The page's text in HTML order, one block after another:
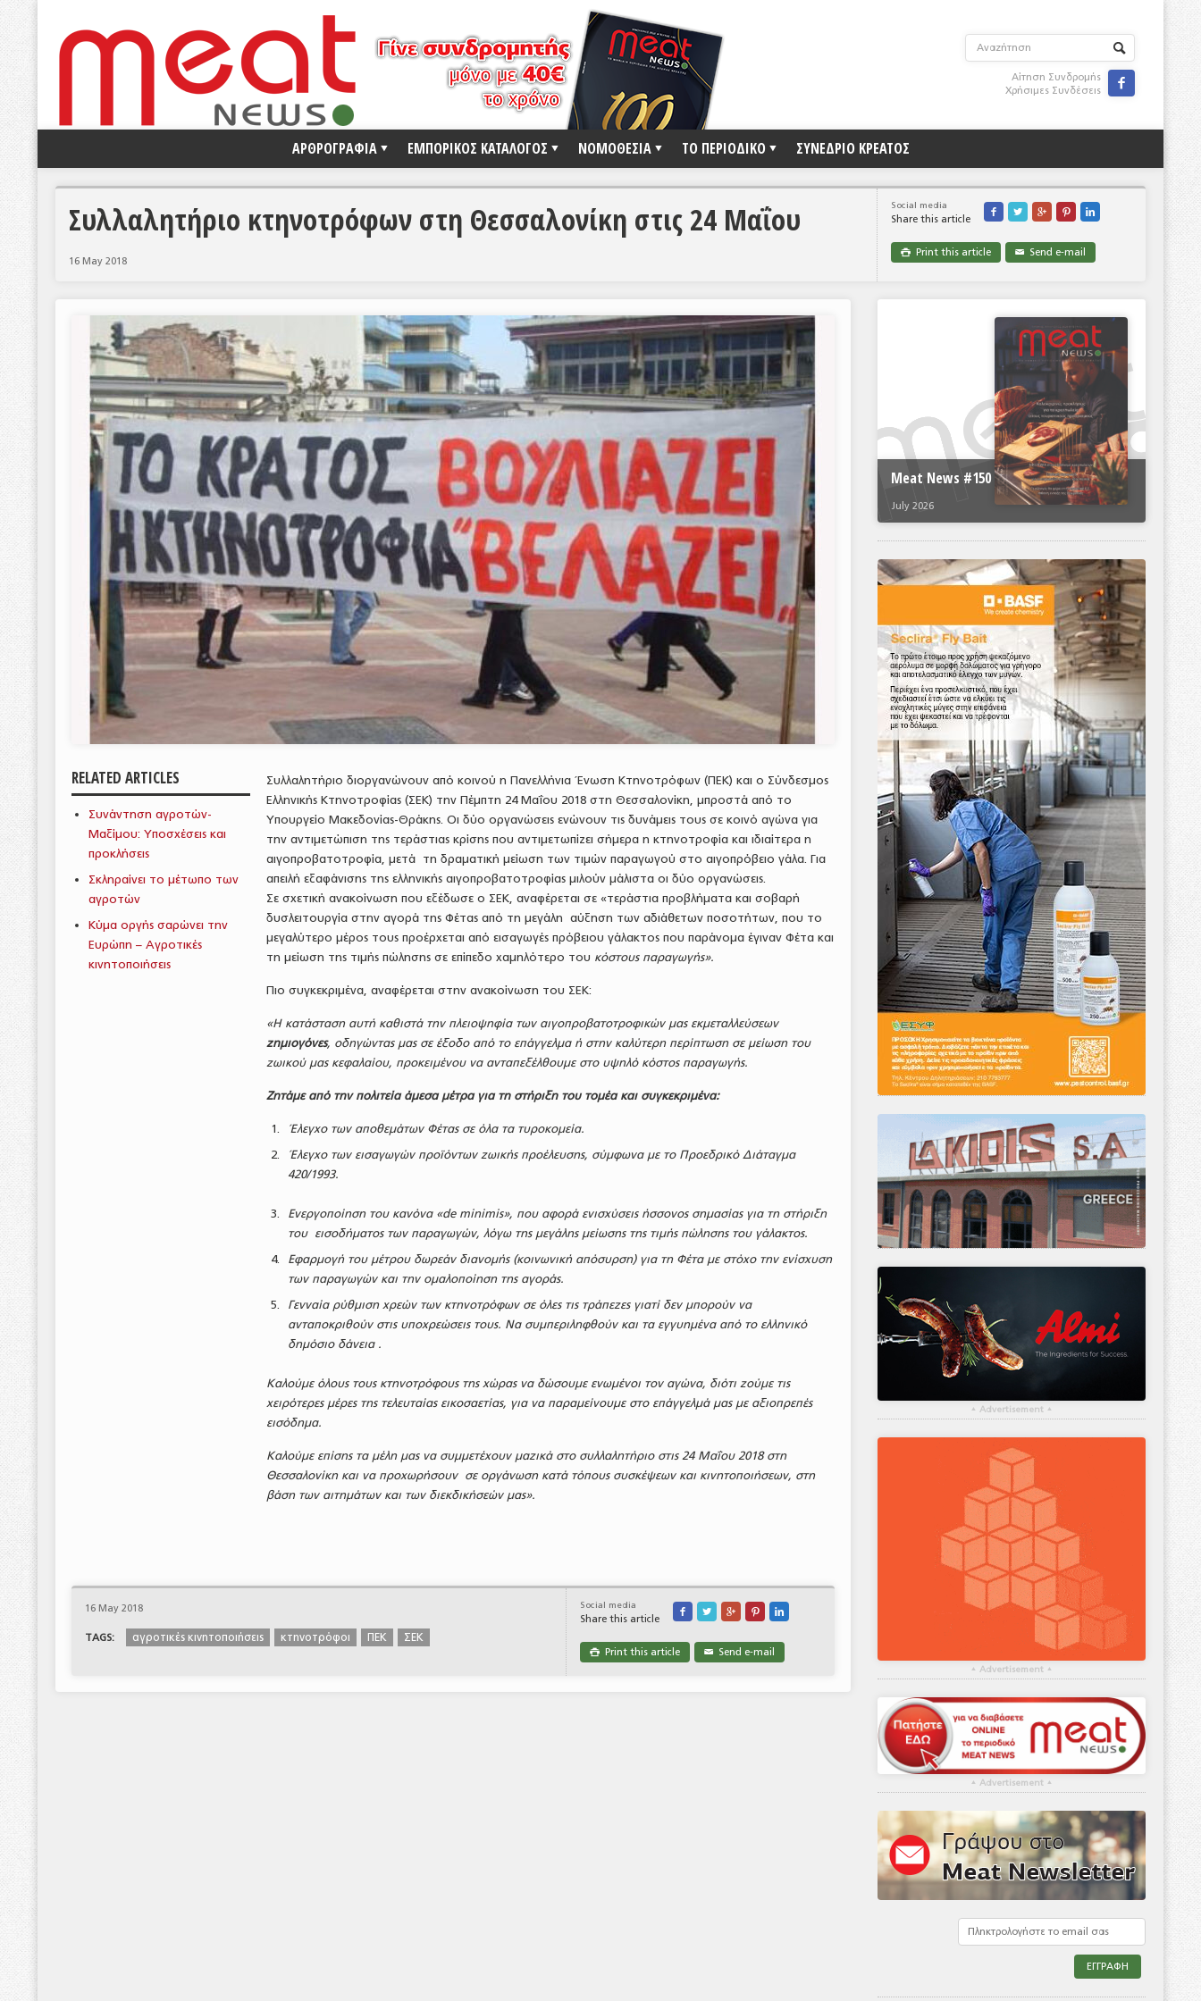
Αίτηση Συνδρομής
Χρήσιμες Συνδέσεις

ΑΡΘΡΟΓΡΑΦΙΑ ΕΜΠΟΡΙΚΟΣ ΚΑΤΑΛΟΓΟΣ ΝΟΜΟΘΕΣΙΑ ΤΟ ΠΕΡΙΟΔΙΚΟ ΣΥΝΕΔΡΙΟ ΚΡΕΑΤΟΣ
Social media
Share this article
    
 Print this article ✉ Send e-mail
Συλλαλητήριο κτηνοτρόφων στη Θεσσαλονίκη στις 24 Μαΐου
16 May 2018
RELATED ARTICLES
Συνάντηση αγροτών-
Μαξίμου: Υποσχέσεις και
προκλήσεις
Σκληραίνει το μέτωπο των
αγροτών
Κύμα οργής σαρώνει την
Ευρώπη – Αγροτικές
κινητοποιήσεις
Συλλαλητήριο διοργανώνουν από κοινού η Πανελλήνια Ένωση Κτηνοτρόφων (ΠΕΚ) και ο Σύνδεσμος
Ελληνικής Κτηνοτροφίας (ΣΕΚ) την Πέμπτη 24 Μαΐου 2018 στη Θεσσαλονίκη, μπροστά από το
Υπουργείο Μακεδονίας-Θράκης. Οι δύο οργανώσεις ενώνουν τις δυνάμεις τους σε κοινό αγώνα για
την αντιμετώπιση της τεράστιας κρίσης που αντιμετωπίζει σήμερα η κτηνοτροφία και ιδιαίτερα η
αιγοπροβατοτροφία, μετά τη δραματική μείωση των τιμών παραγωγού στο αιγοπρόβειο γάλα. Για
απειλή εξαφάνισης της ελληνικής αιγοπροβατοτροφίας μιλούν μάλιστα οι δύο οργανώσεις.
Σε σχετική ανακοίνωση που εξέδωσε ο ΣΕΚ, αναφέρεται σε «τεράστια προβλήματα και σοβαρή
δυσλειτουργία στην αγορά της Φέτας από τη μεγάλη αύξηση των αδιάθετων ποσοτήτων, που το
μεγαλύτερο μέρος τους προέρχεται από εισαγωγές πρόβειου γάλακτος που παράνομα έγιναν Φέτα και
τη μείωση της τιμής πώλησης σε επίπεδο χαμηλότερο του κόστους παραγωγής».
Πιο συγκεκριμένα, αναφέρεται στην ανακοίνωση του ΣΕΚ:
«Η κατάσταση αυτή καθιστά την πλειοψηφία των αιγοπροβατοτροφικών μας εκμεταλλεύσεων
ζημιογόνες, οδηγώντας μας σε έξοδο από το επάγγελμα ή στην καλύτερη περίπτωση σε μείωση του
ζωικού μας κεφαλαίου, προκειμένου να ανταπεξέλθουμε στο υψηλό κόστος παραγωγής.
Ζητάμε από την πολιτεία άμεσα μέτρα για τη στήριξη του τομέα και συγκεκριμένα:
Έλεγχο των αποθεμάτων Φέτας σε όλα τα τυροκομεία.
Έλεγχο των εισαγωγών προϊόντων ζωικής προέλευσης, σύμφωνα με το Προεδρικό Διάταγμα
420/1993.
Ενεργοποίηση του κανόνα «de minimis», που αφορά ενισχύσεις ήσσονος σημασίαςγια τη στήριξη
του εισοδήματος των παραγωγών, λόγω της μεγάλης μείωσης της τιμής πώλησης του γάλακτος.
Εφαρμογή του μέτρου δωρεάν διανομής (κοινωνική απόσυρση) για τη Φέτα με στόχο την ενίσχυση
των παραγωγών και την ομαλοποίηση της αγοράς.
Γενναία ρύθμιση χρεών των κτηνοτρόφων σε όλες τις τράπεζες γιατί δεν μπορούν να
ανταποκριθούν στις υποχρεώσεις τους. Να συμπεριληφθούν και τα εγγυημένα από το ελληνικό
δημόσιο δάνεια .
Καλούμε όλους τους κτηνοτρόφους της χώρας να δώσουμε ενωμένοι τον αγώνα, διότι ζούμε τις
χειρότερες μέρες της τελευταίας εικοσαετίας, για να παραμείνουμε στο επάγγελμά μας με αξιοπρεπές
εισόδημα.
Καλούμε επίσης τα μέλη μας να συμμετέχουν μαζικά στο συλλαλητήριο στις 24 Μαΐου 2018 στη
Θεσσαλονίκη και να προχωρήσουν σε οργάνωση κατά τόπους συσκέψεων και κινητοποιήσεων, στη
βάση των αιτημάτων και των διεκδικήσεών μας».
Social media
Share this article
    
 Print this article ✉ Send e-mail
16 May 2018
TAGS: αγροτικές κινητοποιήσεις κτηνοτρόφοι ΠΕΚ ΣΕΚ
Meat News #150
July 2026
▴ Advertisement ▴
▴ Advertisement ▴
▴ Advertisement ▴